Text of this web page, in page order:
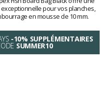
pour vos planches,
en mousse de 10 mm.
-10% SUPPLÉMENTAIRES
SUMMER10